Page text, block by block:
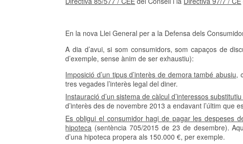
En la nova Llei General per a la Defensa dels
A dia d’avui, si som consumidors, som capaços de
d’exemple, sense ànim de ser exhaustiu):
Imposició d’un tipus d’interès de demora també abusiu,
tres vegades l’interès legal del diner.
Instauració d’un sistema de càlcul d’interessos
d’interès des de novembre 2013 a endavant l’últim que
Es obligui el consumidor hagi de pagar les despeses
hipoteca (sentència 705/2015 de 23 de desembre).
d’una hipoteca propera als 150.000 €, per exemple.